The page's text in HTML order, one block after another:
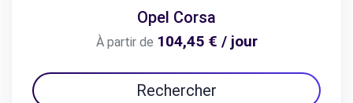
Opel Corsa
À partir de 104,45 € / jour
Rechercher